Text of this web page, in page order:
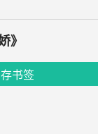
》
存书签